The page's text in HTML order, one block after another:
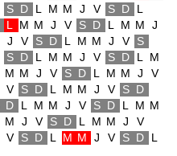
S D L M M J V S D
L
L M M J V S D L M M
J
J V S D L M M J V
S
S D L M M J V S D L
M
M M J V S D L M M J
V
V S D L M M J V S D
D L M M J V S D L M M
M J V S D L M M J
V
V S D L M M J V S D L